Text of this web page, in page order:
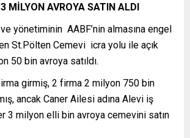
MİLYON AVROYA SATIN ALDI
yönetiminin AABF’nin almasına engel
St.Pölten Cemevi icra yolu ile açık
50 bin avroya satıldı.
girmiş, 2 firma 2 milyon 750 bin
ancak Caner Ailesi adına Alevi iş
3 milyon elli bin avroya cemevini satın